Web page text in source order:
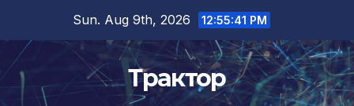
content
Sun. Aug 9th, 2026 12:55:42 PM
Трактор